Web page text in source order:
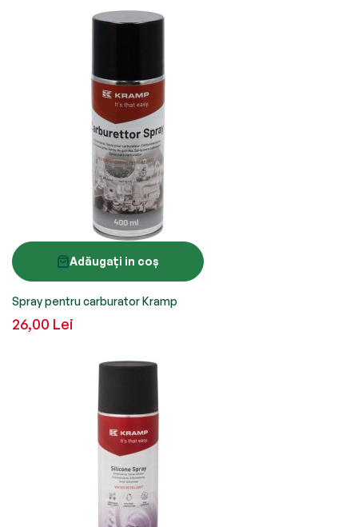
Adăugați in coș
Spray pentru carburator Kramp
26,00 Lei